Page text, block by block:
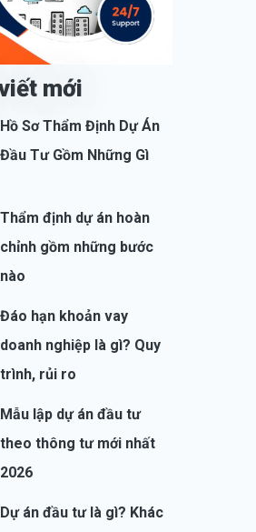
mới
Hồ Sơ Thẩm Định Dự Án
Đầu Tư Gồm Những Gì
Thẩm định dự án hoàn
chỉnh gồm những bước
nào
Đáo hạn khoản vay
doanh nghiệp là gì? Quy
trình, rủi ro
Mẫu lập dự án đầu tư
theo thông tư mới nhất
2026
Dự án đầu tư là gì? Khác